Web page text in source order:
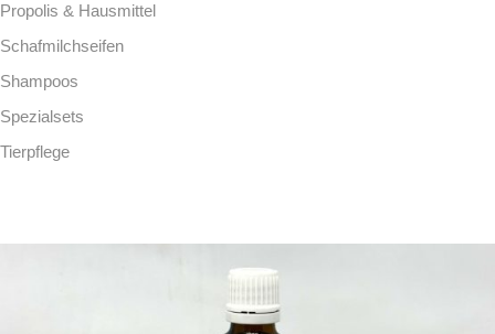
Propolis & Hausmittel
Schafmilchseifen
Shampoos
Spezialsets
Tierpflege